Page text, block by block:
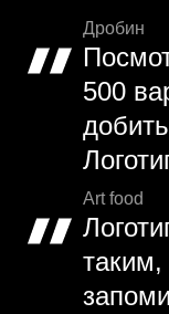
Дробин
500
Art food
таким,